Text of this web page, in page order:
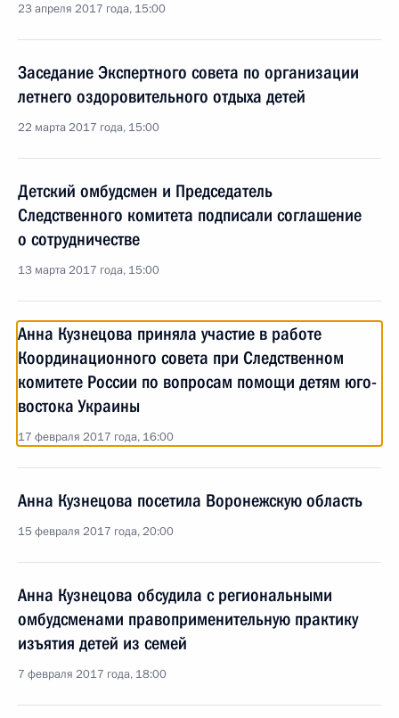
23 апреля 2017 года, 15:00
Заседание Экспертного совета по организации
летнего оздоровительного отдыха детей
22 марта 2017 года, 15:00
Детский омбудсмен и Председатель
Следственного комитета подписали соглашение
о сотрудничестве
13 марта 2017 года, 15:00
Анна Кузнецова приняла участие в работе
Координационного совета при Следственном
комитете России по вопросам помощи детям юго-
востока Украины
17 февраля 2017 года, 16:00
Анна Кузнецова посетила Воронежскую область
15 февраля 2017 года, 20:00
Анна Кузнецова обсудила с региональными
омбудсменами правоприменительную практику
изъятия детей из семей
7 февраля 2017 года, 18:00